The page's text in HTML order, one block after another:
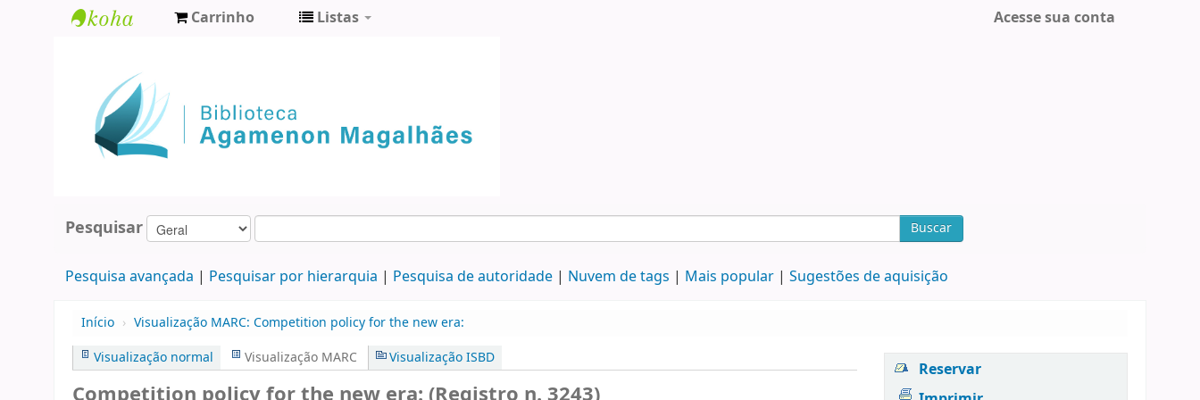
Agamenon
Magalhães
Carrinho Listas Acesse sua conta
Pesquisar Buscar
Pesquisa avançada Pesquisar por hierarquia Pesquisa de autoridade Nuvem de tags Mais popular Sugestões de aquisição
Início › Visualização MARC: Competition policy for the new era:
Visualização normal
Visualização MARC Visualização ISBD
Reservar